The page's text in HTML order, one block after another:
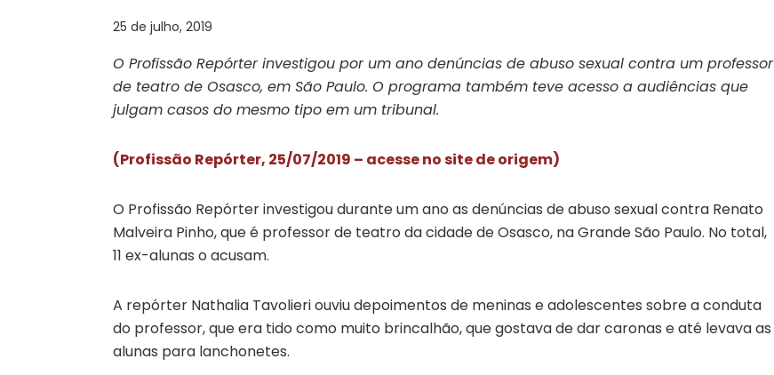
25 de julho, 2019
O Profissão Repórter investigou por um ano denúncias de abuso sexual contra um professor
de teatro de Osasco, em São Paulo. O programa também teve acesso a audiências que
julgam casos do mesmo tipo em um tribunal.
(Profissão Repórter, 25/07/2019 – acesse no site de origem)
O Profissão Repórter investigou durante um ano as denúncias de abuso sexual contra Renato
Malveira Pinho, que é professor de teatro da cidade de Osasco, na Grande São Paulo. No total,
11 ex-alunas o acusam.
A repórter Nathalia Tavolieri ouviu depoimentos de meninas e adolescentes sobre a conduta
do professor, que era tido como muito brincalhão, que gostava de dar caronas e até levava as
alunas para lanchonetes.